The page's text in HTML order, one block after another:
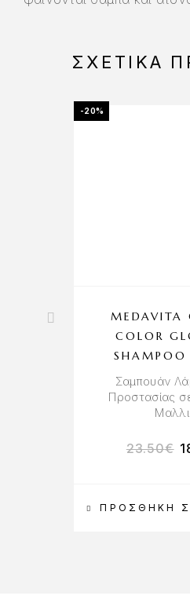
ΣΧΕΤΙΚΆ
-20%
ΠΡΟΣΘΉΚΗ
MEDAVITA
COLOR
Σαμπουάν
Προστασίας
23.50€